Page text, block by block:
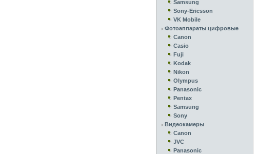
Samsung
Sony-Ericsson
VK Mobile
Фотоаппараты цифровые
Canon
Casio
Fuji
Kodak
Nikon
Olympus
Panasonic
Pentax
Samsung
Sony
Видеокамеры
Canon
JVC
Panasonic